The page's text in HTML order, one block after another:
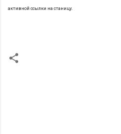
активной ссылки на станицу.